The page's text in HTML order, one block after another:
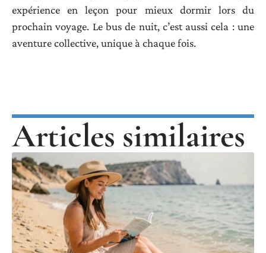
expérience en leçon pour mieux dormir lors du
prochain voyage. Le bus de nuit, c’est aussi cela : une
aventure collective, unique à chaque fois.
Articles similaires